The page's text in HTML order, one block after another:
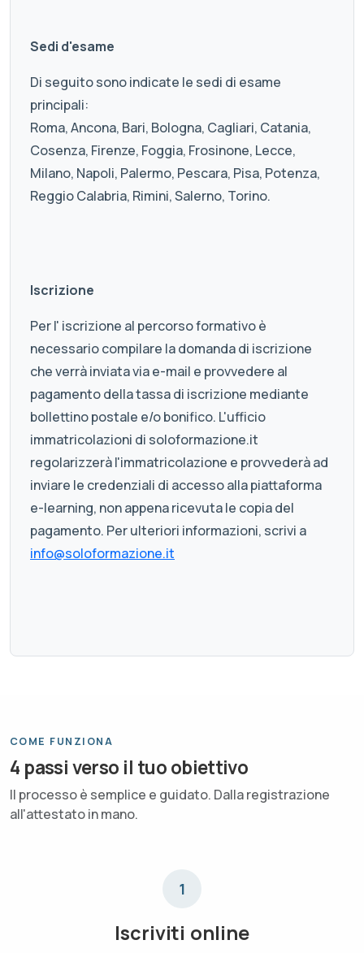
Sedi d'esame
Di seguito sono indicate le sedi di esame
principali:
Roma, Ancona, Bari, Bologna, Cagliari, Catania,
Cosenza, Firenze, Foggia, Frosinone, Lecce,
Milano, Napoli, Palermo, Pescara, Pisa, Potenza,
Reggio Calabria, Rimini, Salerno, Torino.
Iscrizione
Per l' iscrizione al percorso formativo è
necessario compilare la domanda di iscrizione
che verrà inviata via e-mail e provvedere al
pagamento della tassa di iscrizione mediante
bollettino postale e/o bonifico. L'ufficio
immatricolazioni di soloformazione.it
regolarizzerà l'immatricolazione e provvederà ad
inviare le credenziali di accesso alla piattaforma
e-learning, non appena ricevuta le copia del
pagamento. Per ulteriori informazioni, scrivi a
info@soloformazione.it
COME FUNZIONA
4 passi verso il tuo obiettivo
Il processo è semplice e guidato. Dalla registrazione
all'attestato in mano.
1
Iscriviti online